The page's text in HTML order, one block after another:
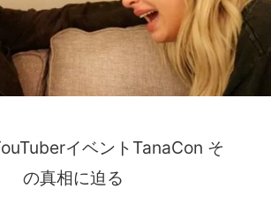
イベントTanaCon そ
の真相に迫る